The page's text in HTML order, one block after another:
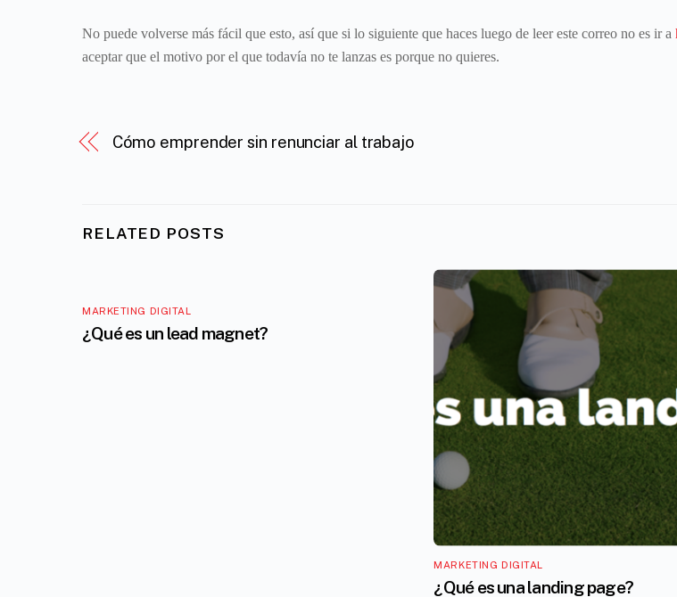
No puede volverse más fácil que esto, así que si lo siguiente que haces luego de leer este correo no es ir a
aceptar que el motivo por el que todavía no te lanzas es porque no quieres.
Cómo emprender sin renunciar al trabajo
RELATED POSTS
MARKETING DIGITAL
¿Qué es un lead magnet?
MARKETING DIGITAL
¿Qué es una landing page?